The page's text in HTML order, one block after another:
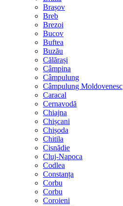
Brașov
Breb
Brezoi
Bucov
Buftea
Buzău
Călărași
Câmpina
Câmpulung
Câmpulung Moldovenesc
Caracal
Cernavodă
Chiajna
Chișcani
Chișoda
Chitila
Cisnădie
Cluj-Napoca
Codlea
Constanța
Corbu
Corbu
Coroieni